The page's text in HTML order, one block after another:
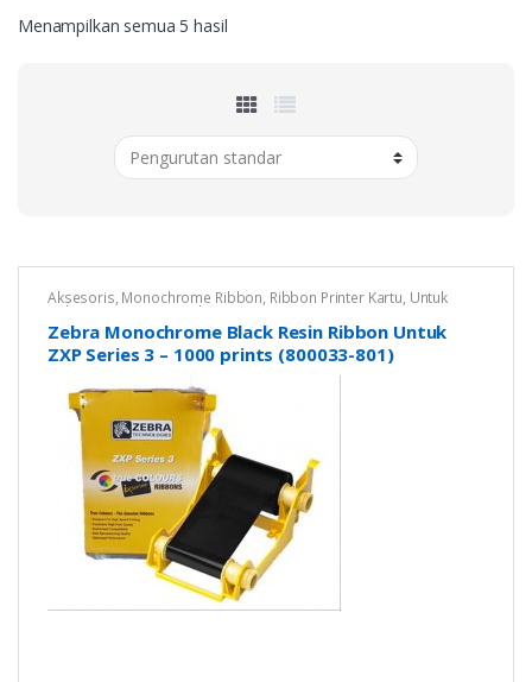
Menampilkan semua 5 hasil
Aksesoris, Monochrome Ribbon, Ribbon Printer Kartu, Untuk
Zebra ZXP Series 3 Zebra
Zebra Monochrome Black Resin Ribbon Untuk
ZXP Series 3 – 1000 prints (800033-801)